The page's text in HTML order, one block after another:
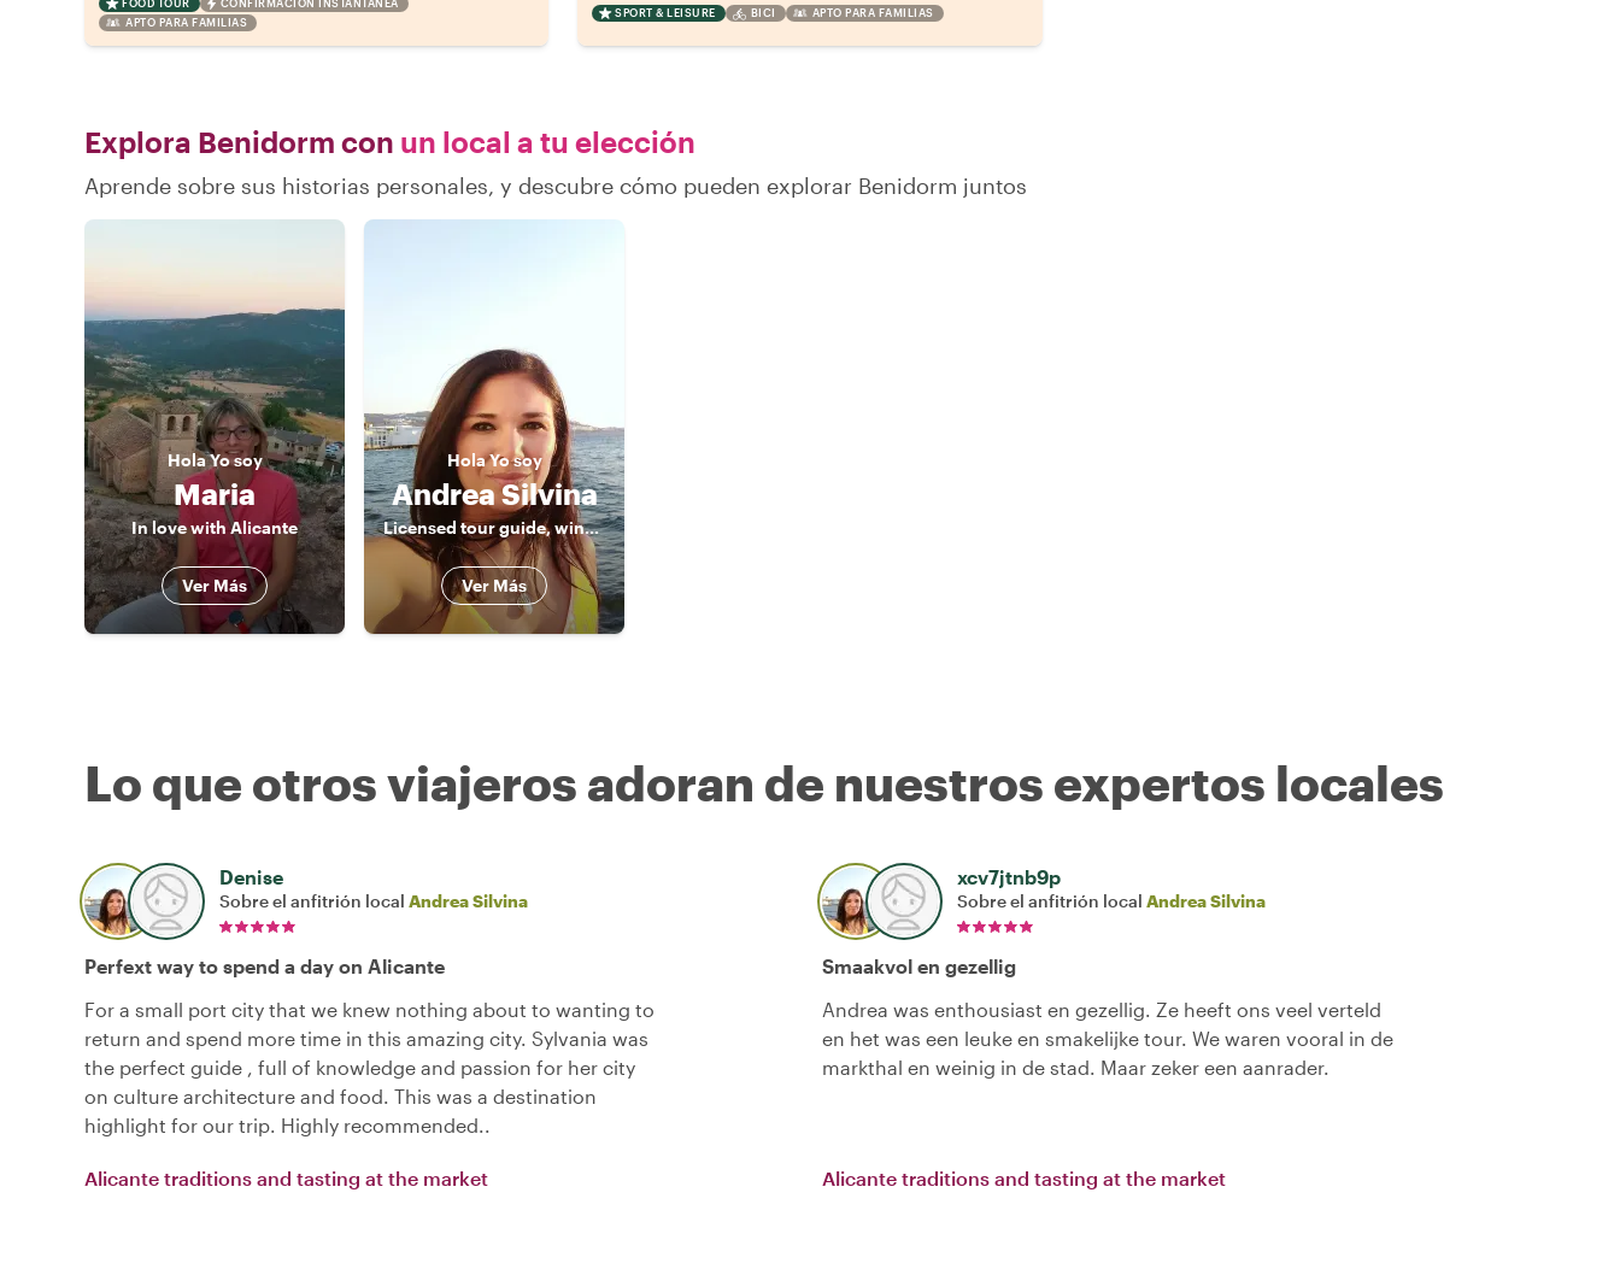
FOOD TOUR
CONFIRMACIÓN INSTANTÁNEA
APTO PARA FAMILIAS
SPORT & LEISURE BICI APTO PARA FAMILIAS
Explora Benidorm con un local a tu elección
Aprende sobre sus historias personales, y descubre cómo pueden explorar Benidorm juntos
HolaYo soy
Maria
In love with Alicante
Ver Más
HolaYo soy
Andrea Silvina
Licensed tour guide, wine lover & foodie
Ver Más
Lo que otros viajeros adoran de nuestros expertos locales
Denise
Sobre el anfitrión local Andrea Silvina
Perfext way to spend a day on Alicante
For a small port city that we knew nothing about to wanting to
return and spend more time in this amazing city. Sylvania was
the perfect guide , full of knowledge and passion for her city
on culture architecture and food. This was a destination
highlight for our trip. Highly recommended..
Alicante traditions and tasting at the market
xcv7jtnb9p
Sobre el anfitrión local Andrea Silvina
Smaakvol en gezellig
Andrea was enthousiast en gezellig. Ze heeft ons veel verteld
en het was een leuke en smakelijke tour. We waren vooral in de
markthal en weinig in de stad. Maar zeker een aanrader.
Alicante traditions and tasting at the market